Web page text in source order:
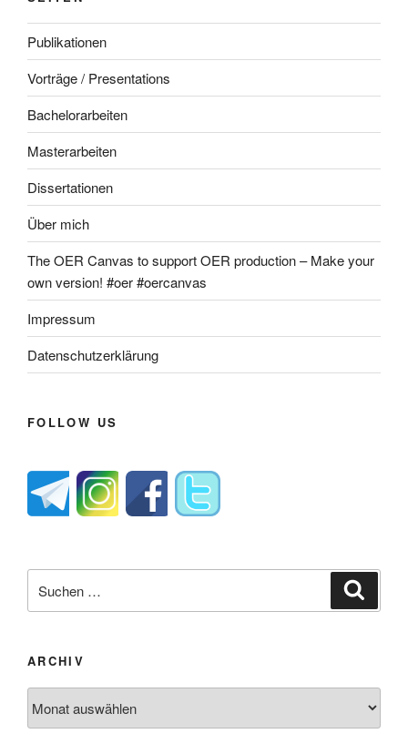
Publikationen
Vorträge / Presentations
Bachelorarbeiten
Masterarbeiten
Dissertationen
Über mich
The OER Canvas to support OER production – Make your
own version! #oer #oercanvas
Impressum
Datenschutzerklärung
FOLLOW US
nach:
ARCHIV